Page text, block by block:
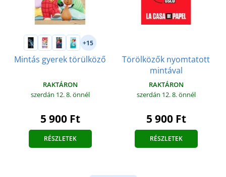
+15
Mintás gyerek törülköző
RAKTÁRON
szerdán 12. 8.önnél
5 900 Ft
RÉSZLETEK
Törölközők nyomtatott
mintával
RAKTÁRON
szerdán 12. 8.önnél
5 900 Ft
RÉSZLETEK